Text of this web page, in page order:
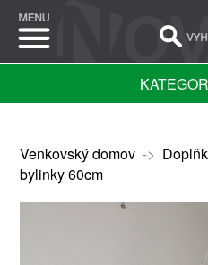
Venkovský domov->
bylinky 60cm